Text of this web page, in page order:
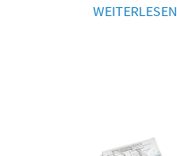
WEITERLESEN